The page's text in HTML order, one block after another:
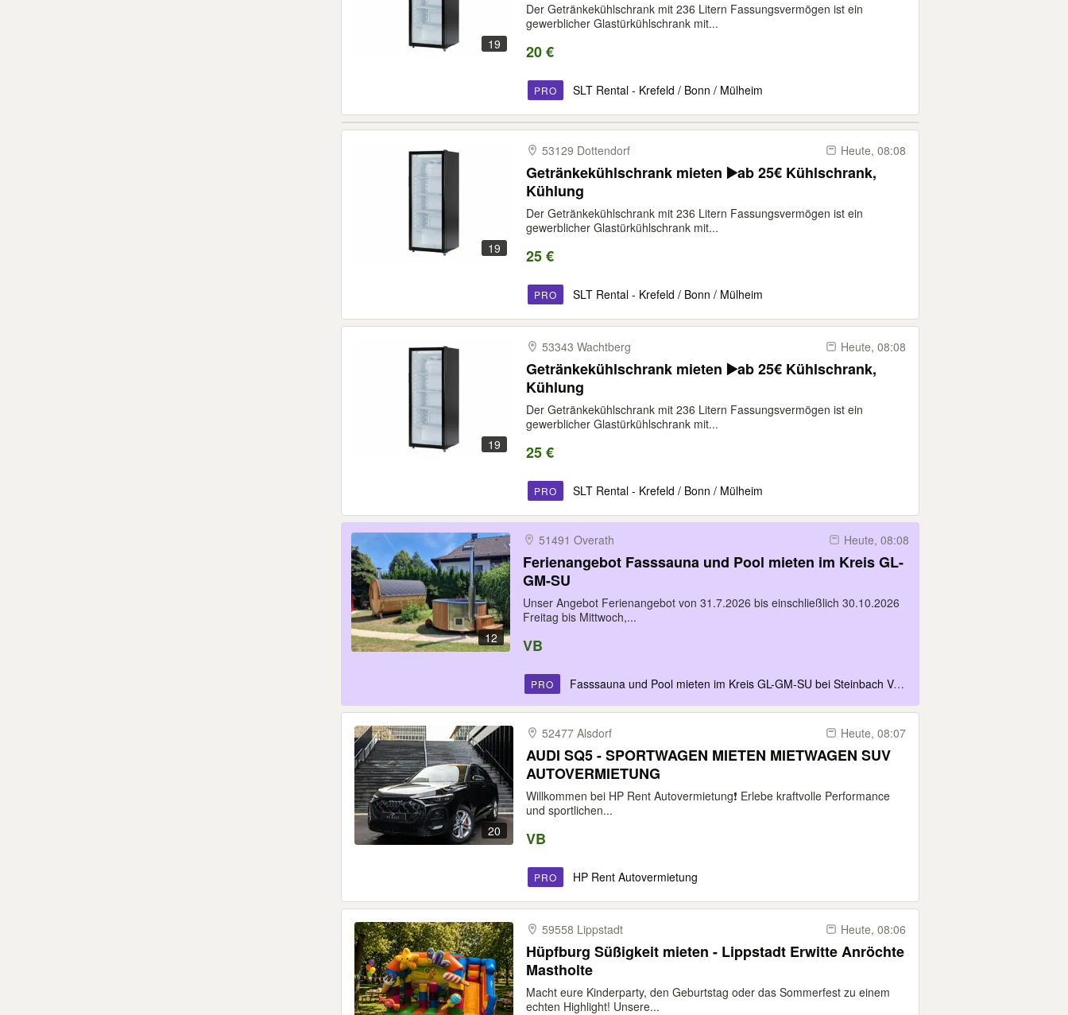
19
Der Getränkekühlschrank mit 236 Litern Fassungsvermögen ist ein
gewerblicher Glastürkühlschrank mit...
20 €
PRO SLT Rental - Krefeld / Bonn / Mülheim
19
53129 Dottendorf Heute, 08:08
Getränkekühlschrank mieten ▶️ab 25€ Kühlschrank,
Kühlung
Der Getränkekühlschrank mit 236 Litern Fassungsvermögen ist ein
gewerblicher Glastürkühlschrank mit...
25 €
PRO SLT Rental - Krefeld / Bonn / Mülheim
19
53343 Wachtberg Heute, 08:08
Getränkekühlschrank mieten ▶️ab 25€ Kühlschrank,
Kühlung
Der Getränkekühlschrank mit 236 Litern Fassungsvermögen ist ein
gewerblicher Glastürkühlschrank mit...
25 €
PRO SLT Rental - Krefeld / Bonn / Mülheim
12
51491 Overath Heute, 08:08
Ferienangebot Fasssauna und Pool mieten im Kreis GL-
GM-SU
Unser Angebot Ferienangebot von 31.7.2026 bis einschließlich 30.10.2026
Freitag bis Mittwoch,...
VB
PRO Fasssauna und Pool mieten im Kreis GL-GM-SU bei Steinbach Vermietung Overath
20
52477 Alsdorf Heute, 08:07
AUDI SQ5 - SPORTWAGEN MIETEN MIETWAGEN SUV
AUTOVERMIETUNG
Willkommen bei HP Rent Autovermietung❗️ Erlebe kraftvolle Performance
und sportlichen...
VB
PRO HP Rent Autovermietung
59558 Lippstadt Heute, 08:06
Hüpfburg Süßigkeit mieten - Lippstadt Erwitte Anröchte
Mastholte
Macht eure Kinderparty, den Geburtstag oder das Sommerfest zu einem
echten Highlight! Unsere...